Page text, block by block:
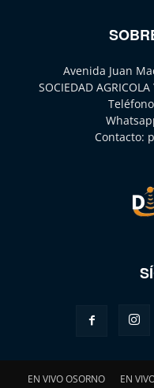
Avenida Juan
SOCIEDAD
Contacto:
EN VIVO OSORNO EN